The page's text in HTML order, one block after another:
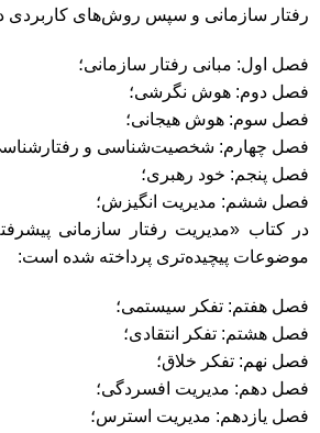
رفتار سازمانی و سپس روش‌های کاربردی
فصل اول: مبانی رفتار سازمانی؛
فصل دوم: هوش نگرشی؛
فصل سوم: هوش هیجانی؛
فصل چهارم: شخصیت‌شناسی و
فصل پنجم: خود رهبری؛
فصل ششم: مدیریت انگیزش؛
در کتاب «مدیریت رفتار سازمانی
موضوعات پیچیده‌تری پرداخته شده است:
فصل هفتم: تفکر سیستمی؛
فصل هشتم: تفکر انتقادی؛
فصل نهم: تفکر خلاق؛
فصل دهم: مدیریت افسردگی؛
فصل یازدهم: مدیریت استرس؛